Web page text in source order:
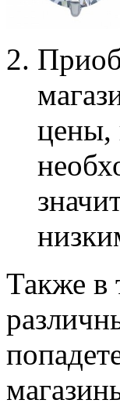
цены,
Также в